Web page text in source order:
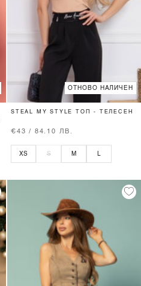
ОТНОВО НАЛИЧЕН
STEAL MY STYLE ТОП - ТЕЛЕСЕН
€43 / 84.10 ЛВ.
XS S M